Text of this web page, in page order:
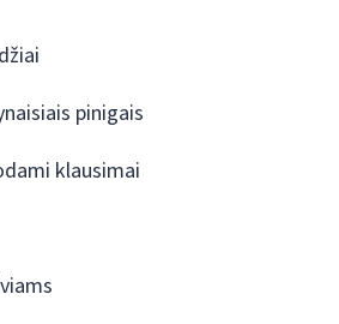
pinigais
klausimai